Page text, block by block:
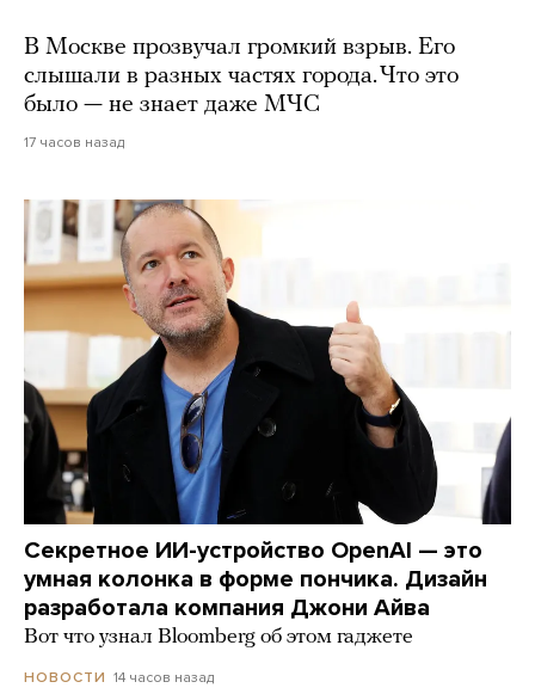
В Москве прозвучал громкий взрыв. Его
слышали в разных частях города. Что это
было — не знает даже МЧС
17 часов назад
Секретное ИИ-устройство OpenAI — это
умная колонка в форме пончика. Дизайн
разработала компания Джони Айва
Вот что узнал Bloomberg об этом гаджете
НОВОСТИ 14 часов назад